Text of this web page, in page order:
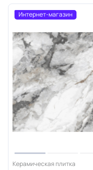
Интернет-магазин
Керамическая плитка